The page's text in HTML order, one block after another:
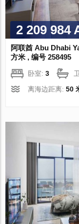
2 209 984
阿联酋 Abu Dhabi
方米 , 编号 258495
卧室:3
离海边距离:50